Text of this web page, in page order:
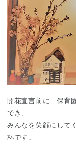
開花宣言前に、保育
でき、
みんなを笑顔にして
杯です。